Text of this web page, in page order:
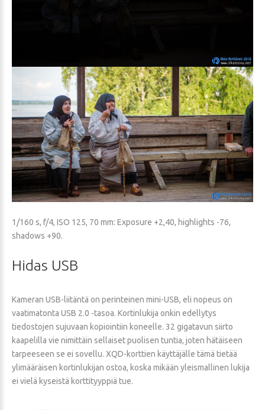
1/160 s, f/4, ISO 125, 70 mm: Exposure +2,40, highlights -76,
shadows +90.
Hidas USB
Kameran USB-liitäntä on perinteinen mini-USB, eli nopeus on
vaatimatonta USB 2.0 -tasoa. Kortinlukija onkin edellytys
tiedostojen sujuvaan kopiointiin koneelle. 32 gigatavun siirto
kaapelilla vie nimittäin sellaiset puolisen tuntia, joten hätäiseen
tarpeeseen se ei sovellu. XQD-korttien käyttäjälle tämä tietää
ylimääräisen kortinlukijan ostoa, koska mikään yleismallinen lukija
ei vielä kyseistä korttityyppiä tue.